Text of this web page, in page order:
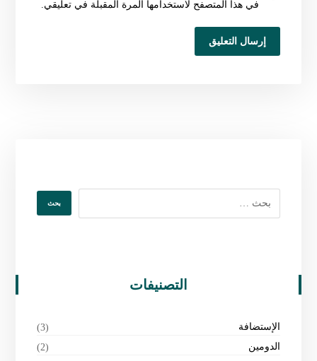
في هذا المتصفح لاستخدامها المرة المقبلة في تعليقي.
التصنيفات
الإستضافة
(3)
الدومين
(2)